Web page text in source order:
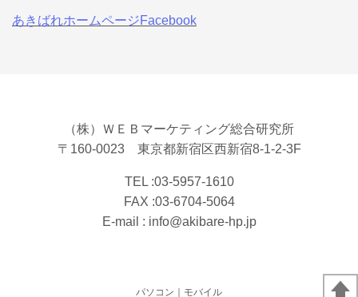
あきばれホームページFacebook
（株）ＷＥＢマーケティング総合研究所
〒160-0023 東京都新宿区西新宿8-1-2-3F
TEL :03-5957-1610
FAX :03-6704-5064
E-mail : info@akibare-hp.jp
パソコン ｜モバイル